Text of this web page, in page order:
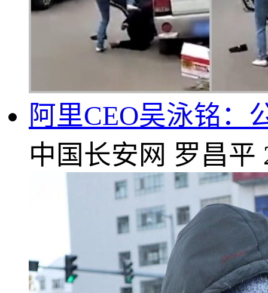
阿里CEO吴泳铭：
中国长安网 罗昌平